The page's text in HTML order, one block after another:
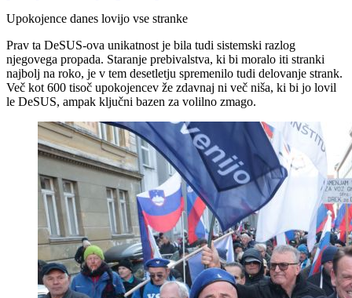
Upokojence danes lovijo vse stranke
Prav ta DeSUS-ova unikatnost je bila tudi sistemski razlog
njegovega propada. Staranje prebivalstva, ki bi moralo iti stranki
najbolj na roko, je v tem desetletju spremenilo tudi delovanje strank.
Več kot 600 tisoč upokojencev že zdavnaj ni več niša, ki bi jo lovil
le DeSUS, ampak ključni bazen za volilno zmago.